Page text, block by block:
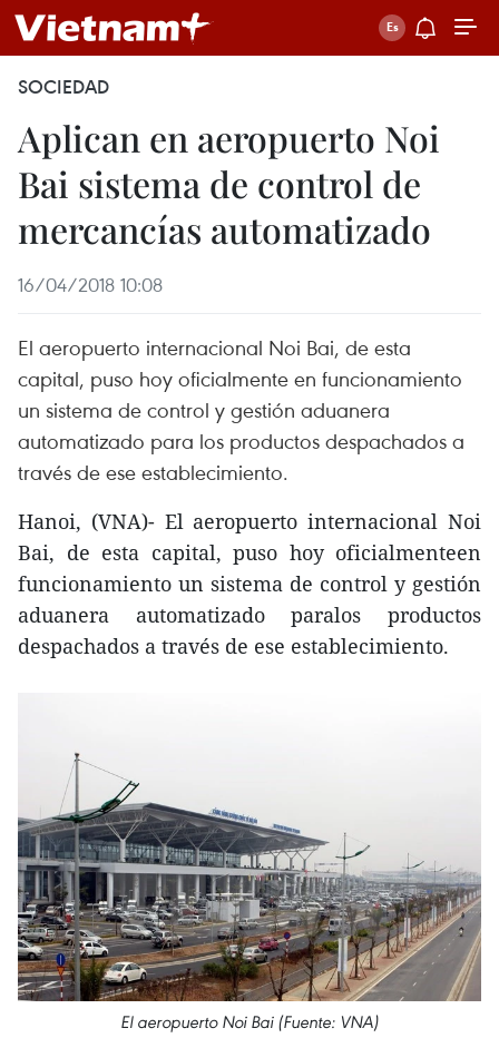
SOCIEDAD
Aplican en aeropuerto Noi
Bai sistema de control de
mercancías automatizado
16/04/2018 10:08
El aeropuerto internacional Noi Bai, de esta
capital, puso hoy oficialmente en funcionamiento
un sistema de control y gestión aduanera
automatizado para los productos despachados a
través de ese establecimiento.
Hanoi, (VNA)- El aeropuerto internacional Noi
Bai, de esta capital, puso hoy oficialmenteen
funcionamiento un sistema de control y gestión
aduanera automatizado paralos productos
despachados a través de ese establecimiento.
El aeropuerto Noi Bai (Fuente: VNA)